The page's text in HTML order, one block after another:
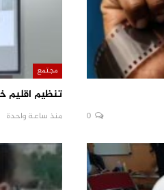
0
مجتمع
تنظيم اقليم
منذ ساعة واحدة